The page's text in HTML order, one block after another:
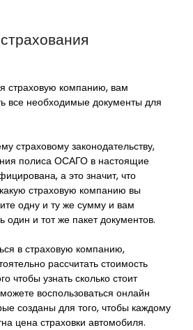
страховую компанию, вам
все необходимые документы для
страховому законодательству,
полиса ОСАГО в настоящие
а это значит, что
страховую компанию вы
одну и ту же сумму и вам
один и тот же пакет документов.
в страховую компанию,
рассчитать стоимость
чтобы узнать сколько стоит
воспользоваться онлайн
созданы для того, чтобы каждому
цена страховки автомобиля.